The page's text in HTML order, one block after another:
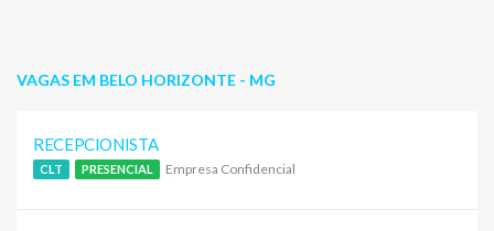
VAGAS EM BELO HORIZONTE - MG
RECEPCIONISTA
CLT PRESENCIAL Empresa Confidencial